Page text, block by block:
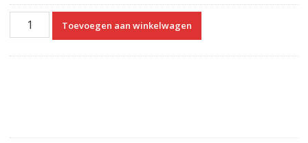
Originele
Toevoegen aan winkelwagen